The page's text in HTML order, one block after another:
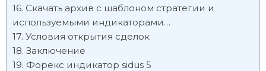
Скачать архив с шаблоном стратегии и
используемыми индикаторами…
Условия открытия сделок
Заключение
Форекс индикатор sidus 5